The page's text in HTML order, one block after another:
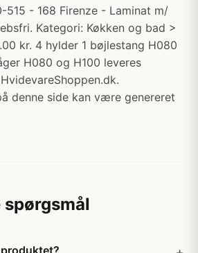
515 - 168 Firenze - Laminat m/
Kategori: Køkken og bad >
kr. 4 hylder 1 bøjlestang H080
H080 og H100 leveres
denne side kan være genereret